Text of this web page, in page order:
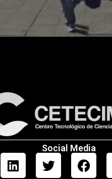
Social Media